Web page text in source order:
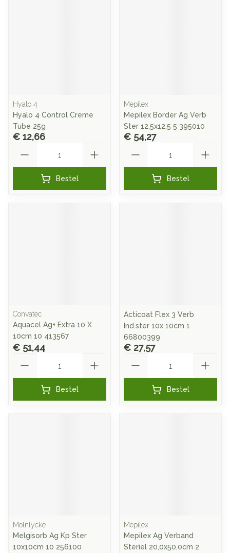
Hyalo 4
Hyalo 4 Control Creme
Tube 25g
€ 12,66
Bestel
Mepilex
Mepilex Border Ag Verb
Ster 12,5x12,5 5 395010
€ 54,27
Bestel
Convatec
Aquacel Ag+ Extra 10 X
10cm 10 413567
€ 51,44
Bestel
Acticoat Flex 3 Verb
Ind.ster 10x 10cm 1
66800399
€ 27,57
Bestel
Molnlycke
Melgisorb Ag Kp Ster
10x10cm 10 256100
Mepilex
Mepilex Ag Verband
Steriel 20,0x50,0cm 2